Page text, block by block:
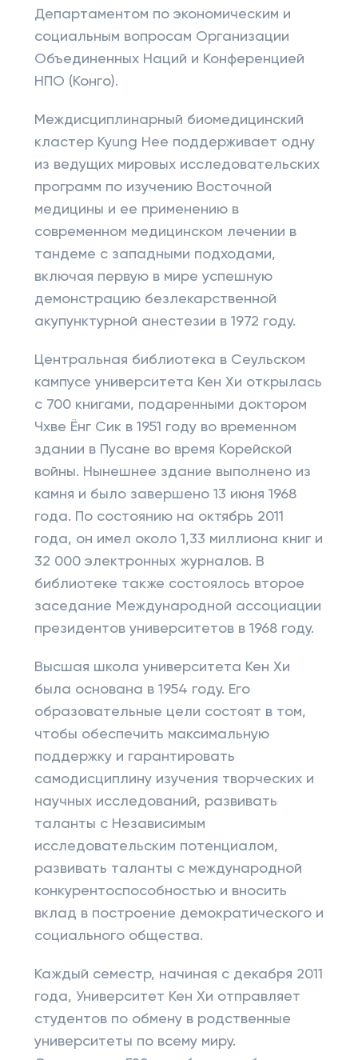
Департаментом по экономическим и
социальным вопросам Организации
Объединенных Наций и Конференцией
НПО (Конго).
Междисциплинарный биомедицинский
кластер Kyung Hee поддерживает одну
из ведущих мировых исследовательских
программ по изучению Восточной
медицины и ее применению в
современном медицинском лечении в
тандеме с западными подходами,
включая первую в мире успешную
демонстрацию безлекарственной
акупунктурной анестезии в 1972 году.
Центральная библиотека в Сеульском
кампусе университета Кен Хи открылась
с 700 книгами, подаренными доктором
Чхве Ёнг Сик в 1951 году во временном
здании в Пусане во время Корейской
войны. Нынешнее здание выполнено из
камня и было завершено 13 июня 1968
года. По состоянию на октябрь 2011
года, он имел около 1,33 миллиона книг и
32 000 электронных журналов. В
библиотеке также состоялось второе
заседание Международной ассоциации
президентов университетов в 1968 году.
Высшая школа университета Кен Хи
была основана в 1954 году. Его
образовательные цели состоят в том,
чтобы обеспечить максимальную
поддержку и гарантировать
самодисциплину изучения творческих и
научных исследований, развивать
таланты с Независимым
исследовательским потенциалом,
развивать таланты с международной
конкурентоспособностью и вносить
вклад в построение демократического и
социального общества.
Каждый семестр, начиная с декабря 2011
года, Университет Кен Хи отправляет
студентов по обмену в родственные
университеты по всему миру.